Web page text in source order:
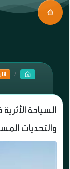
السياحة
والتحديات